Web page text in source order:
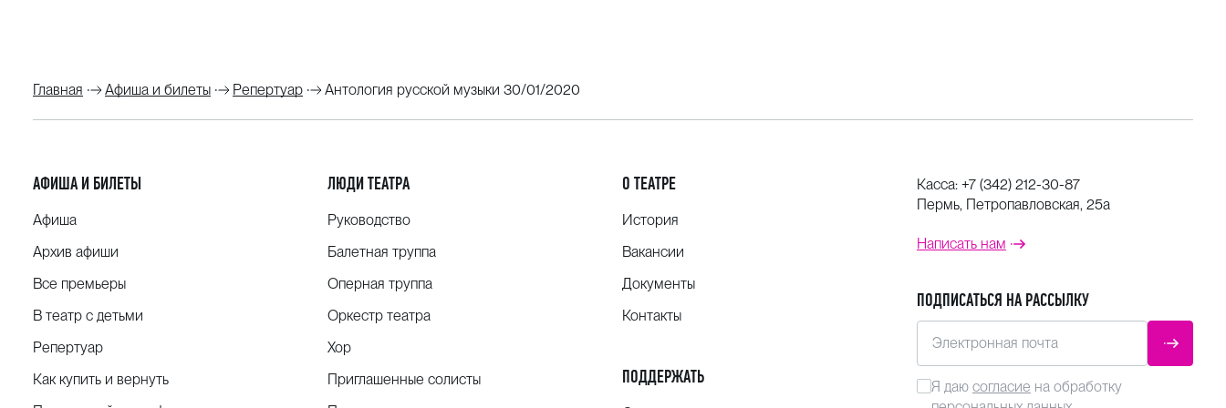
Главная Афиша и билеты Репертуар Антология русской музыки 30/01/2020
АФИША И БИЛЕТЫ
Афиша
Архив афиши
Все премьеры
В театр с детьми
Репертуар
Как купить и вернуть
ЛЮДИ ТЕАТРА
Руководство
Балетная труппа
Оперная труппа
Оркестр театра
Хор
Приглашенные солисты
О ТЕАТРЕ
История
Вакансии
Документы
Контакты
ПОДДЕРЖАТЬ
Касса: +7 (342) 212-30-87
Пермь, Петропавловская, 25а
Написать нам
ПОДПИСАТЬСЯ НА РАССЫЛКУ
Электронная почта
Я даю согласие на обработку